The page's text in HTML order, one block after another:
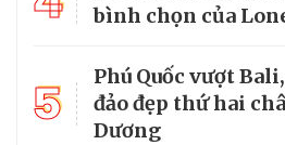
bình chọn của
5
Phú Quốc vượt
đảo đẹp thứ hai
Dương